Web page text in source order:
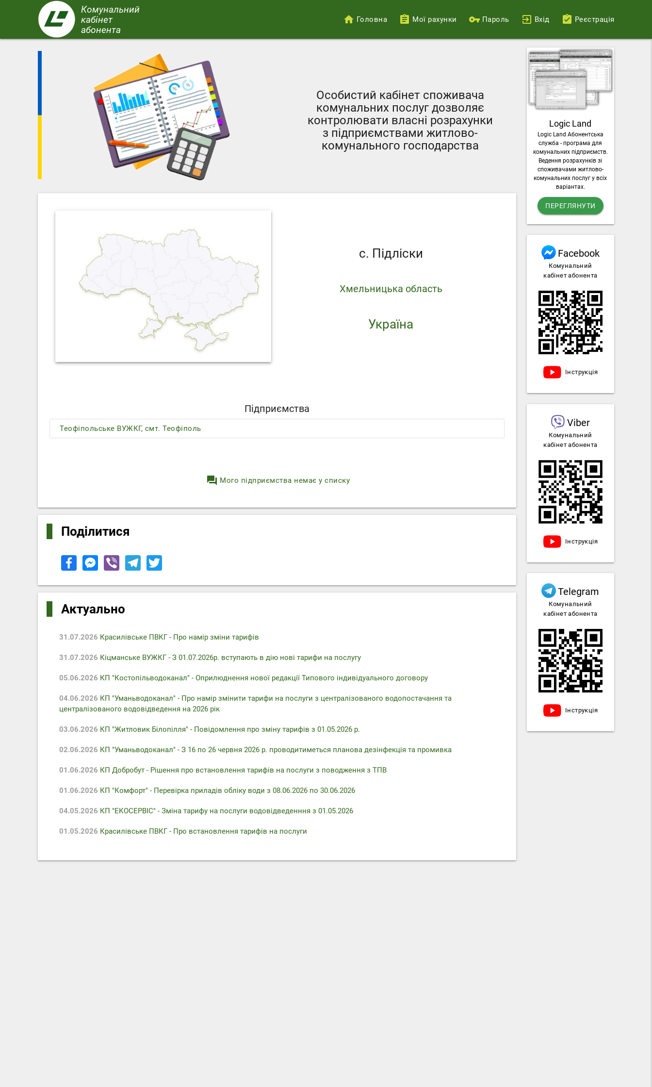
вмісту
Комунальний
кабінет
абонента
Головна Мої рахунки Пароль Вхід Реєстрація
Особистий кабінет споживача
комунальних послуг дозволяє
контролювати власні розрахунки
з підприємствами житлово-
комунального господарства
Ваш
можливості
лічильників,
комунальні
завантажувати
с. Підліски
Хмельницька область
Україна
Підприємства
Теофіпольське ВУЖКГ, смт. Теофіполь
question_answer Мого підприємства немає у списку
Поділитися
Актуально
31.07.2026 Красилівське ПВКГ - Про намір зміни тарифів
31.07.2026 Кіцманське ВУЖКГ - З 01.07.2026р. вступають в дію нові тарифи на послугу
05.06.2026 КП "Костопільводоканал" - Оприлюднення нової редакції Типового індивідуального договору
04.06.2026 КП "Уманьводоканал" - Про намір змінити тарифи на послуги з централізованого водопостачання та
централізованого водовідведення на 2026 рік
03.06.2026 КП "Житловик Білопілля" - Повідомлення про зміну тарифів з 01.05.2026 р.
02.06.2026 КП "Уманьводоканал" - З 16 по 26 червня 2026 р. проводитиметься планова дезінфекція та промивка
01.06.2026 КП Добробут - Pішення про встановлення тарифів на послуги з поводження з ТПВ
01.06.2026 КП "Комфорт" - Перевірка приладів обліку води з 08.06.2026 по 30.06.2026
04.05.2026 КП "ЕКОСЕРВІС" - Зміна тарифу на послуги водовідведенння з 01.05.2026
01.05.2026 Красилівське ПВКГ - Про встановлення тарифів на послуги
Logic Land
Logic Land Абонентська
служба - програма для
комунальних підприємств.
Ведення розрахунків зі
споживачами житлово-
комунальних послуг у всіх
варіантах.
ПЕРЕГЛЯНУТИ
Facebook
Комунальний
кабінет абонента
Інструкція
Viber
Комунальний
кабінет абонента
Інструкція
Telegram
Комунальний
кабінет абонента
Інструкція